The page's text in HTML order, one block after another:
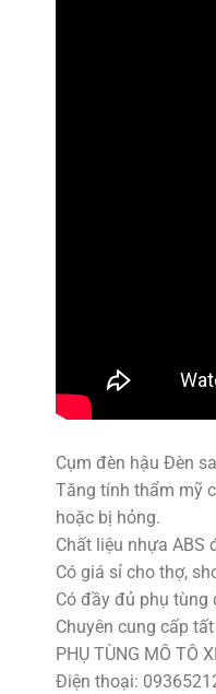
Cụm đèn hậu Đèn
Tăng tính thẩm mỹ
hoặc bị hỏng.
Chất liệu nhựa ABS
Có giá sỉ cho thợ,
Có đầy đủ phụ tùng
Chuyên cung cấp
PHỤ TÙNG MÔ TÔ
Điện thoại: